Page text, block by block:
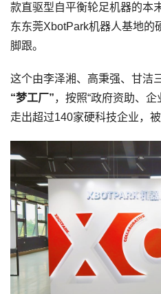
款直驱型自平衡轮足机器的
东东莞XbotPark机器人基地的
脚跟。
这个由李泽湘、高秉强、甘洁
“梦工厂”，按照“政府资助、
走出超过140家硬科技企业，